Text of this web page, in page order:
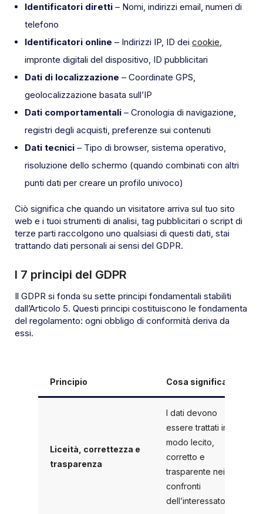
Identificatori diretti – Nomi, indirizzi email, numeri di
telefono
Identificatori online – Indirizzi IP, ID dei cookie
impronte digitali del dispositivo, ID pubblicitari
Dati di localizzazione – Coordinate GPS,
geolocalizzazione basata sull’IP
Dati comportamentali – Cronologia di navigazione,
registri degli acquisti, preferenze sui contenuti
Dati tecnici – Tipo di browser, sistema operativo,
risoluzione dello schermo (quando combinati con altri
punti dati per creare un profilo univoco)
Ciò significa che quando un visitatore arriva sul tuo sito
web e i tuoi strumenti di analisi, tag pubblicitari o script di
terze parti raccolgono uno qualsiasi di questi dati, stai
trattando dati personali ai sensi del GDPR.
I 7 principi del GDPR
Il GDPR si fonda su sette principi fondamentali stabiliti
dall’Articolo 5. Questi principi costituiscono le fondamenta
del regolamento: ogni obbligo di conformità deriva da
essi.
Principio Cosa significa
Liceità, correttezza e
trasparenza
I dati devono
essere trattati in
modo lecito,
corretto e
trasparente nei
confronti
dell’interessato.